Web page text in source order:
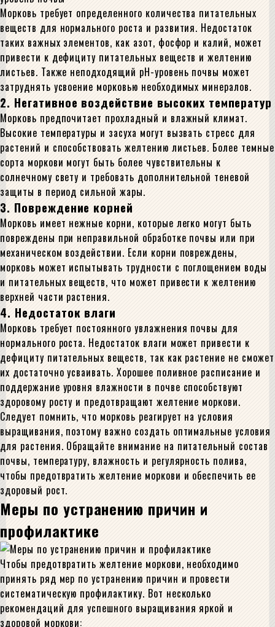
Морковь требует определенного количества питательных
веществ для нормального роста и развития. Недостаток
таких важных элементов, как азот, фосфор и калий, может
привести к дефициту питательных веществ и желтению
листьев. Также неподходящий pH-уровень почвы может
затруднять усвоение морковью необходимых минералов.
2. Негативное воздействие высоких температур
Морковь предпочитает прохладный и влажный климат.
Высокие температуры и засуха могут вызвать стресс для
растений и способствовать желтению листьев. Более темные
сорта моркови могут быть более чувствительны к
солнечному свету и требовать дополнительной теневой
защиты в период сильной жары.
3. Повреждение корней
Морковь имеет нежные корни, которые легко могут быть
повреждены при неправильной обработке почвы или при
механическом воздействии. Если корни повреждены,
морковь может испытывать трудности с поглощением воды
и питательных веществ, что может привести к желтению
верхней части растения.
4. Недостаток влаги
Морковь требует постоянного увлажнения почвы для
нормального роста. Недостаток влаги может привести к
дефициту питательных веществ, так как растение не сможет
их достаточно усваивать. Хорошее поливное расписание и
поддержание уровня влажности в почве способствуют
здоровому росту и предотвращают желтение моркови.
Следует помнить, что морковь реагирует на условия
выращивания, поэтому важно создать оптимальные условия
для растения. Обращайте внимание на питательный состав
почвы, температуру, влажность и регулярность полива,
чтобы предотвратить желтение моркови и обеспечить ее
здоровый рост.
Меры по устранению причин и
профилактике
Чтобы предотвратить желтение моркови, необходимо
принять ряд мер по устранению причин и провести
систематическую профилактику. Вот несколько
рекомендаций для успешного выращивания яркой и
здоровой моркови: